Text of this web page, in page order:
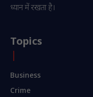
ध्यान में रखता है।
Topics
Business
Crime